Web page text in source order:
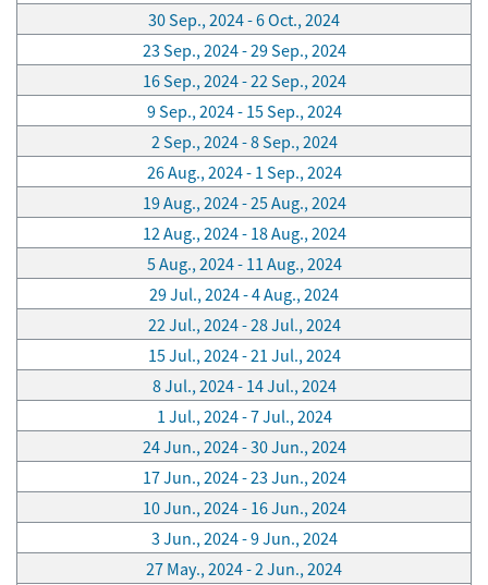
30 Sep., 2024 - 6 Oct., 2024
23 Sep., 2024 - 29 Sep., 2024
16 Sep., 2024 - 22 Sep., 2024
9 Sep., 2024 - 15 Sep., 2024
2 Sep., 2024 - 8 Sep., 2024
26 Aug., 2024 - 1 Sep., 2024
19 Aug., 2024 - 25 Aug., 2024
12 Aug., 2024 - 18 Aug., 2024
5 Aug., 2024 - 11 Aug., 2024
29 Jul., 2024 - 4 Aug., 2024
22 Jul., 2024 - 28 Jul., 2024
15 Jul., 2024 - 21 Jul., 2024
8 Jul., 2024 - 14 Jul., 2024
1 Jul., 2024 - 7 Jul., 2024
24 Jun., 2024 - 30 Jun., 2024
17 Jun., 2024 - 23 Jun., 2024
10 Jun., 2024 - 16 Jun., 2024
3 Jun., 2024 - 9 Jun., 2024
27 May., 2024 - 2 Jun., 2024